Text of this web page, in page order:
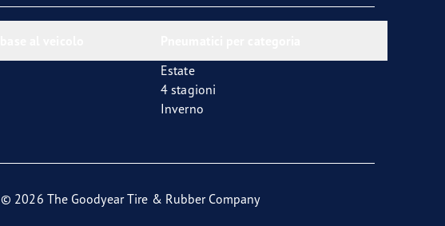
Estate
4 stagioni
Inverno
© 2026 The Goodyear Tire & Rubber Company